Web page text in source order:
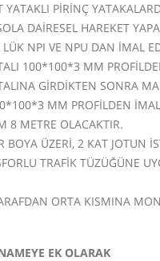
PİRİNÇ
DAİRESEL HAREKET
NPI VE NPU DAN İMAL
100*100*3 MM
GİRDİKTEN SONRA
MM PROFİLDEN
8 METRE OLACAKTIR.
BOYA ÜZERİ, 2 KAT JOTUN
TRAFİK TÜZÜĞÜNE
ORTA KISMINA
EK OLARAK